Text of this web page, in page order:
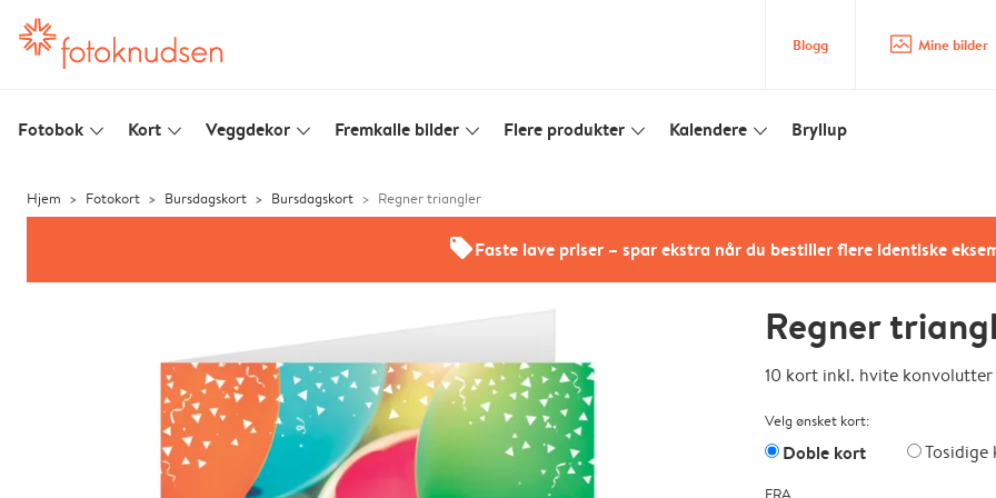
Blogg image_placeholder Mine bilder
Fotobok slim_arrow_down Kort slim_arrow_down Veggdekor slim_arrow_down Fremkalle bilder slim_arrow_down Flere produkter slim_arrow_down Kalendere slim_arrow_down Bryllup
Hjem Fotokort Bursdagskort Bursdagskort Regner triangler
offersFaste lave priser – spar ekstra når du bestiller flere identiske
Regner
10 kort inkl. hvite konvolutter
Velg ønsket kort:
Doble kort Tosidige
FRA